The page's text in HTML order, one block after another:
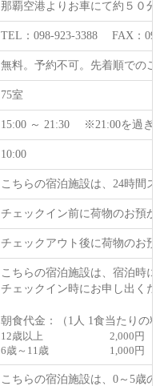
那覇空港よりお車にて約５０分
TEL：098-923-3388 FAX：
無料。予約不可。先着順での
75室
15:00 ～ 21:30 ※21:00を過ぎ
10:00
こちらの宿泊施設は、24時間
チェックイン前に荷物のお預
チェックアウト後に荷物のお
こちらの宿泊施設は、宿泊時
チェックイン時にお申し出く
朝食代金：（1人 1食当たりの
12歳以上
2,000円
6歳～11歳
1,000円
こちらの宿泊施設は、0～5歳